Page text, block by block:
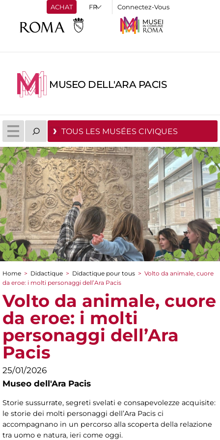
ACHAT Connectez-Vous
MUSEO DELL'ARA PACIS
TOUS LES MUSÉES CIVIQUES
You are here
Home > Didactique > Didactique pour tous > Volto da animale, cuore
da eroe: i molti personaggi dell’Ara Pacis
Volto da animale, cuore
da eroe: i molti
personaggi dell’Ara
Pacis
25/01/2026
Museo dell'Ara Pacis
Storie sussurrate, segreti svelati e consapevolezze acquisite:
le storie dei molti personaggi dell’Ara Pacis ci
accompagnano in un percorso alla scoperta della relazione
tra uomo e natura, ieri come oggi.